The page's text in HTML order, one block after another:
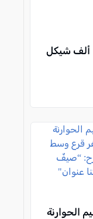
الحوارنة